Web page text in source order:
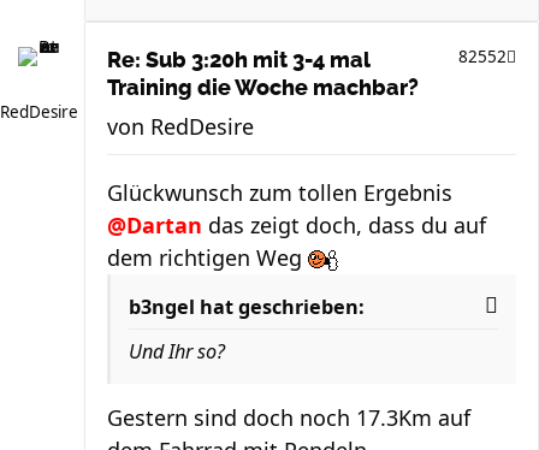
RedDesire
Re: Sub 3:20h mit 3-4 mal
Training die Woche machbar?
82552
von RedDesire
Glückwunsch zum tollen Ergebnis
@Dartan das zeigt doch, dass du auf
dem richtigen Weg
b3ngel hat geschrieben:
Und Ihr so?
Gestern sind doch noch 17.3Km auf